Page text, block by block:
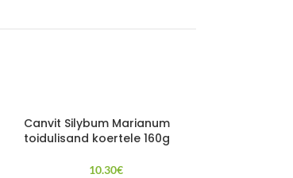
Canvit Silybum Marianum
toidulisand koertele 160g
10.30€